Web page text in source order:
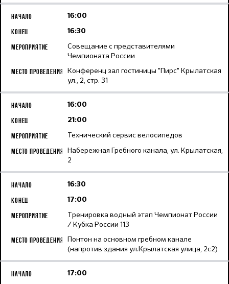
16:00
16:30
Совещание с представителями
Чемпионата России
Конференц зал гостиницы "Пирс" Крылатская
ул., 2, стр. 31
16:00
21:00
Технический сервис велосипедов
Набережная Гребного канала, ул. Крылатская,
2
16:30
17:00
Тренировка водный этап Чемпионат России
/ Кубка России 113
Понтон на основном гребном канале
(напротив здания ул.Крылатская улица, 2с2)
17:00